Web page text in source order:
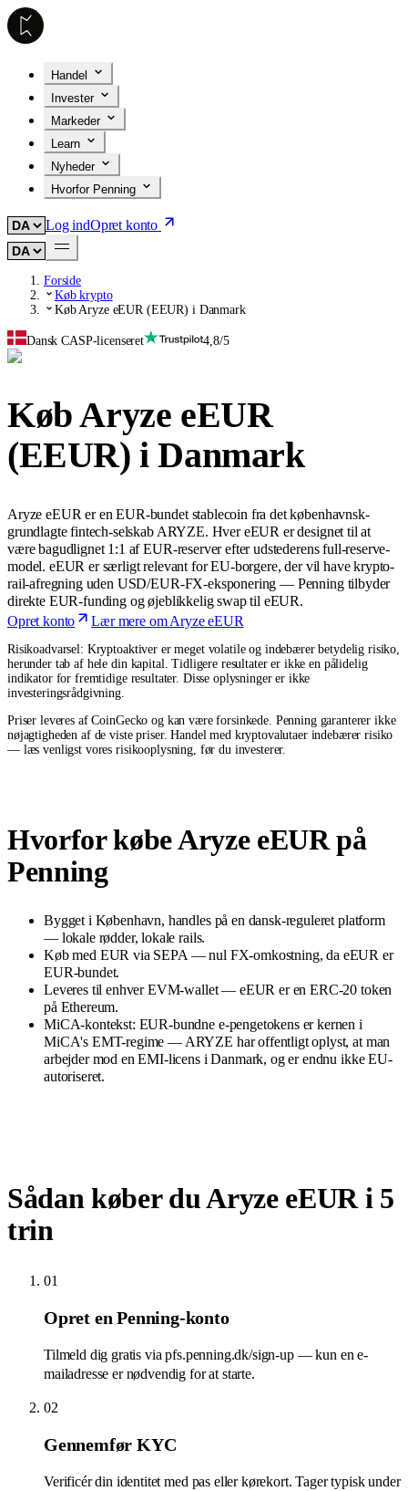
Handel
Invester
Markeder
Learn
Nyheder
Hvorfor Penning
Log indOpret konto
Forside
Køb krypto
Køb Aryze eEUR (EEUR) i Danmark
Dansk CASP-licenseret 4,8/5
Køb Aryze eEUR
(EEUR) i Danmark
Aryze eEUR er en EUR-bundet stablecoin fra det københavnsk-
grundlagte fintech-selskab ARYZE. Hver eEUR er designet til at
være bagudlignet 1:1 af EUR-reserver efter udstederens full-reserve-
model. eEUR er særligt relevant for EU-borgere, der vil have krypto-
rail-afregning uden USD/EUR-FX-eksponering — Penning tilbyder
direkte EUR-funding og øjeblikkelig swap til eEUR.
Opret konto
Lær mere om Aryze eEUR
Risikoadvarsel: Kryptoaktiver er meget volatile og indebærer betydelig risiko,
herunder tab af hele din kapital. Tidligere resultater er ikke en pålidelig
indikator for fremtidige resultater. Disse oplysninger er ikke
investeringsrådgivning.
Priser leveres af CoinGecko og kan være forsinkede. Penning garanterer ikke
nøjagtigheden af de viste priser. Handel med kryptovalutaer indebærer risiko
— læs venligst vores risikooplysning, før du investerer.
Hvorfor købe Aryze eEUR på
Penning
Bygget i København, handles på en dansk-reguleret platform
— lokale rødder, lokale rails.
Køb med EUR via SEPA — nul FX-omkostning, da eEUR er
EUR-bundet.
Leveres til enhver EVM-wallet — eEUR er en ERC-20 token
på Ethereum.
MiCA-kontekst: EUR-bundne e-pengetokens er kernen i
MiCA's EMT-regime — ARYZE har offentligt oplyst, at man
arbejder mod en EMI-licens i Danmark, og er endnu ikke EU-
autoriseret.
Sådan køber du Aryze eEUR i 5
trin
01
Opret en Penning-konto
Tilmeld dig gratis via pfs.penning.dk/sign-up — kun en e-
mailadresse er nødvendig for at starte.
02
Gennemfør KYC
Verificér din identitet med pas eller kørekort. Tager typisk under